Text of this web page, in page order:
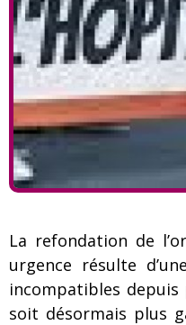
La refondation de
urgence résulte
incompatibles depuis
soit désormais plus